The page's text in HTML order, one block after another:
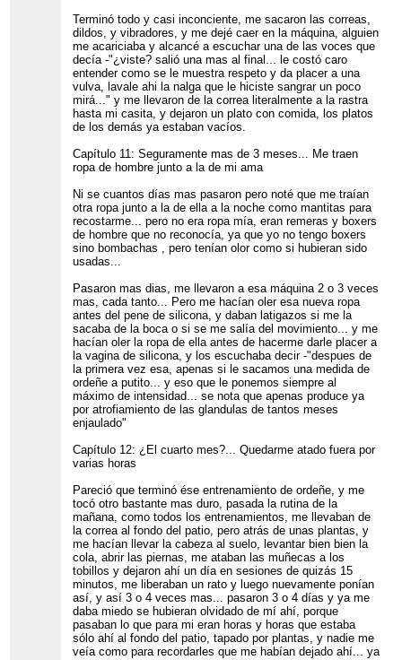
Terminó todo y casi inconciente, me sacaron las correas,
dildos, y vibradores, y me dejé caer en la máquina, alguien
me acariciaba y alcancé a escuchar una de las voces que
decía -"¿viste? salió una mas al final... le costó caro
entender como se le muestra respeto y da placer a una
vulva, lavale ahi la nalga que le hiciste sangrar un poco
mirá..." y me llevaron de la correa literalmente a la rastra
hasta mi casita, y dejaron un plato con comida, los platos
de los demás ya estaban vacíos.
Capítulo 11: Seguramente mas de 3 meses... Me traen
ropa de hombre junto a la de mi ama
Ni se cuantos días mas pasaron pero noté que me traían
otra ropa junto a la de ella a la noche como mantitas para
recostarme... pero no era ropa mía, eran remeras y boxers
de hombre que no reconocía, ya que yo no tengo boxers
sino bombachas , pero tenían olor como si hubieran sido
usadas...
Pasaron mas dias, me llevaron a esa máquina 2 o 3 veces
mas, cada tanto... Pero me hacían oler esa nueva ropa
antes del pene de silicona, y daban latigazos si me la
sacaba de la boca o si se me salía del movimiento... y me
hacían oler la ropa de ella antes de hacerme darle placer a
la vagina de silicona, y los escuchaba decir -"despues de
la primera vez esa, apenas si le sacamos una medida de
ordeñe a putito... y eso que le ponemos siempre al
máximo de intensidad... se nota que apenas produce ya
por atrofiamiento de las glandulas de tantos meses
enjaulado"
Capítulo 12: ¿El cuarto mes?... Quedarme atado fuera por
varias horas
Pareció que terminó ése entrenamiento de ordeñe, y me
tocó otro bastante mas duro, pasada la rutina de la
mañana, como todos los entrenamientos, me llevaban de
la correa al fondo del patio, pero atrás de unas plantas, y
me hacían llevar la cabeza al suelo, levantar bien bien la
cola, abrir las piernas, me ataban las muñecas a los
tobillos y dejaron ahí un día en sesiones de quizás 15
minutos, me liberaban un rato y luego nuevamente ponían
así, y así 3 o 4 veces mas... pasaron 3 o 4 días y ya me
daba miedo se hubieran olvidado de mí ahí, porque
pasaban lo que para mi eran horas y horas que estaba
sólo ahí al fondo del patio, tapado por plantas, y nadie me
veía como para recordarles que me habían dejado ahí... ya